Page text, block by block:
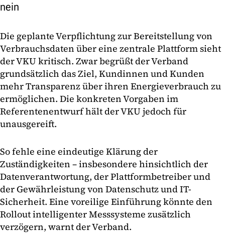
nein
Die geplante Verpflichtung zur Bereitstellung von
Verbrauchsdaten über eine zentrale Plattform sieht
der VKU kritisch. Zwar begrüßt der Verband
grundsätzlich das Ziel, Kundinnen und Kunden
mehr Transparenz über ihren Energieverbrauch zu
ermöglichen. Die konkreten Vorgaben im
Referentenentwurf hält der VKU jedoch für
unausgereift.
So fehle eine eindeutige Klärung der
Zuständigkeiten – insbesondere hinsichtlich der
Datenverantwortung, der Plattformbetreiber und
der Gewährleistung von Datenschutz und IT-
Sicherheit. Eine voreilige Einführung könnte den
Rollout intelligenter Messsysteme zusätzlich
verzögern, warnt der Verband.